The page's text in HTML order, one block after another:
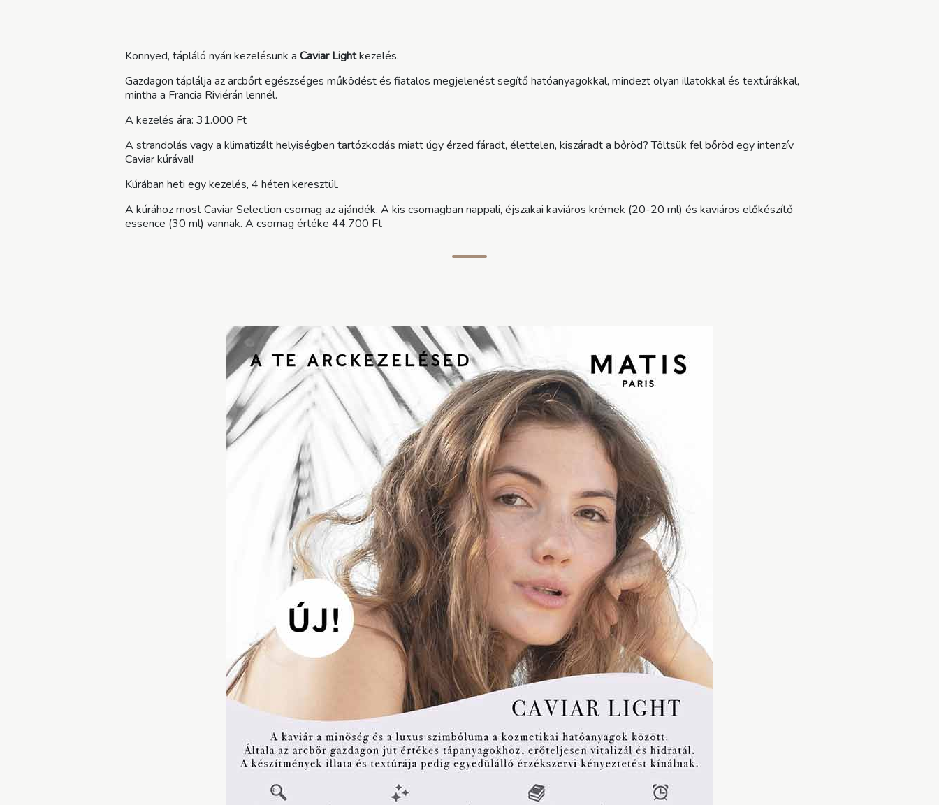
Könnyed, tápláló nyári kezelésünk a Caviar Lightkezelés.
Gazdagon táplálja az arcbőrt egészséges működést és fiatalos megjelenést segítő hatóanyagokkal, mindezt olyan illatokkal és textúrákkal,
mintha a Francia Riviérán lennél.
A kezelés ára: 31.000 Ft
A strandolás vagy a klimatizált helyiségben tartózkodás miatt úgy érzed fáradt, élettelen, kiszáradt a bőröd? Töltsük fel bőröd egy intenzív
Caviar kúrával!
Kúrában heti egy kezelés, 4 héten keresztül.
A kúrához most Caviar Selection csomag az ajándék. A kis csomagban nappali, éjszakai kaviáros krémek (20-20 ml) és kaviáros előkészítő
essence (30 ml) vannak. A csomag értéke 44.700 Ft